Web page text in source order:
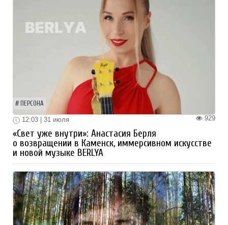
ПЕРСОНА
929
12:03 | 31 июля
«Свет уже внутри»: Анастасия Берля
о возвращении в Каменск, иммерсивном искусстве
и новой музыке BERLYA